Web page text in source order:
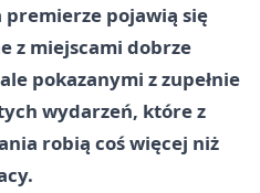
premierze pojawią się
z miejscami dobrze
pokazanymi z zupełnie
wydarzeń, które z
robią coś więcej niż